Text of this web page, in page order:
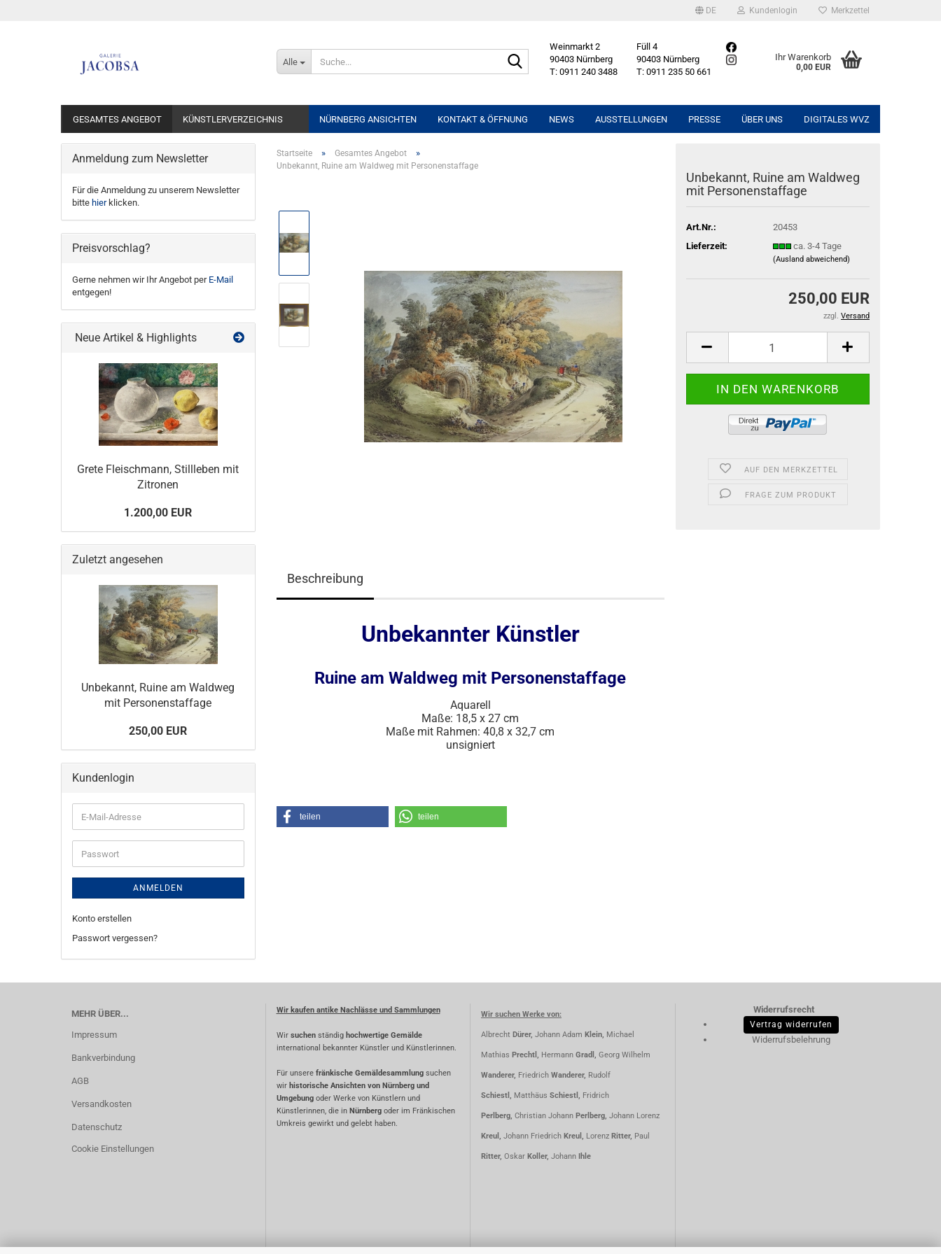
DE Kundenlogin Merkzettel
Alle
Suche...
Weinmarkt 2
Füll 4
90403 Nürnberg
90403 Nürnberg
T: 0911 240 3488
T: 0911 235 50 661
Ihr Warenkorb
0,00 EUR
GESAMTES ANGEBOT KÜNSTLERVERZEICHNIS NÜRNBERG ANSICHTEN KONTAKT & ÖFFNUNG NEWS AUSSTELLUNGEN PRESSE ÜBER UNS DIGITALES WVZ
Startseite » Gesamtes Angebot »
Unbekannt, Ruine am Waldweg mit Personenstaffage
Unbekannt, Ruine am Waldweg
mit Personenstaffage
Art.Nr.:
20453
Lieferzeit:
ca. 3-4 Tage
(Ausland abweichend)
250,00 EUR
zzgl. Versand
AUF DEN MERKZETTEL
FRAGE ZUM PRODUKT
Beschreibung
Unbekannter Künstler
Ruine am Waldweg mit Personenstaffage
Aquarell
Maße: 18,5 x 27 cm
Maße mit Rahmen: 40,8 x 32,7 cm
unsigniert
teilen teilen
Anmeldung zum Newsletter
Für die Anmeldung zu unserem Newsletter
bitte hierklicken.
Preisvorschlag?
Gerne nehmen wir Ihr Angebot per E-Mail
entgegen!
Neue Artikel & Highlights
Grete Fleischmann, Stillleben mit
Zitronen
1.200,00 EUR
Zuletzt angesehen
Unbekannt, Ruine am Waldweg
mit Personenstaffage
250,00 EUR
Kundenlogin
E-
Mail-
Adresse
Passwort
ANMELDEN
Konto erstellen
Passwort vergessen?
MEHR ÜBER...
Impressum
Bankverbindung
AGB
Versandkosten
Datenschutz
Cookie Einstellungen
Wir kaufen antike Nachlässe und Sammlungen
Wir suchen ständig hochwertige Gemälde
international bekannter Künstler und Künstlerinnen.
Für unserefränkische Gemäldesammlungsuchen
wir historische Ansichten von Nürnberg und
Umgebungoder Werke von Künstlern und
Künstlerinnen, die in Nürnberg oder im Fränkischen
Umkreis gewirkt und gelebt haben.
Wir suchen Werke von:
Albrecht Dürer, Johann Adam Klein, Michael
Mathias Prechtl, Hermann Gradl, Georg Wilhelm
Wanderer, Friedrich Wanderer, Rudolf
Schiestl, Matthäus Schiestl, Fridrich
Perlberg, Christian Johann Perlberg, Johann Lorenz
Kreul, Johann Friedrich Kreul, Lorenz Ritter, Paul
Ritter, Oskar Koller, Johann Ihle
Widerrufsrecht
Vertrag widerrufen
Widerrufsbelehrung